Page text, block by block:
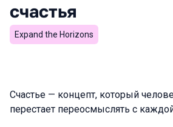
счастья
Expand the Horizons
Счастье — концепт, который
перестает переосмыслять с